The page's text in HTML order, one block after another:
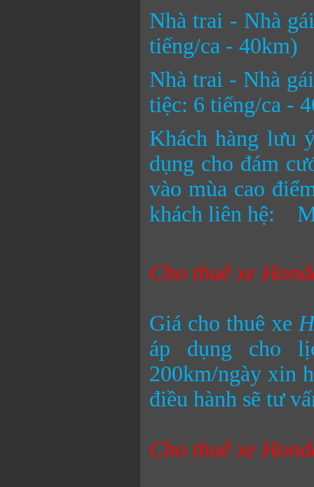
Nhà trai - Nhà
tiếng/ca - 40km)
Nhà trai - Nhà
tiệc: 6 tiếng/ca -
Khách hàng lưu
dụng cho đám
vào mùa cao
khách liên hệ:
Cho thuê xe
Giá cho thuê xe
áp dụng cho
200km/ngày xin
điều hành sẽ tư
Cho thuê xe